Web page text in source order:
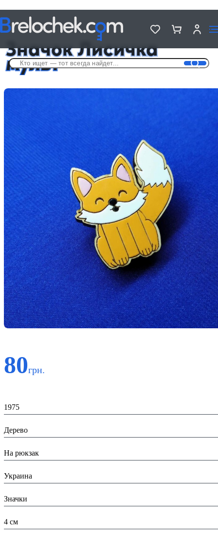
Значок Лисичка мульт
Значок Лисичка
мульт
80грн.
1975
Дерево
На рюкзак
Украина
Значки
4 см